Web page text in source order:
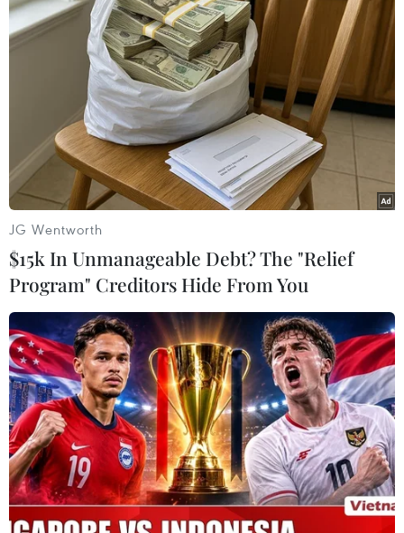
(Vietnam+)
#Dịch COVID-19 ở Hải Dương
#ca nhiễm COVID-19 trong cộng đồng
#Quốc lộ 5
#phân luồng giao thông Quốc lộ 5
#cao tốc Hà Nội-Hải Phòng
Hải Dương
TP. Hải Phòng
JG Wentworth
$15k In Unmanageable Debt? The "Relief
Program" Creditors Hide From You